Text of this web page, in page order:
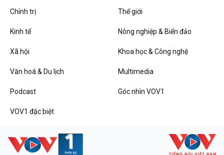
VOV1 đặc biệt
Thanh âm ký sự
Các chương trình đặc biệt
Chính trị Thế giới
Kinh tế Nông nghiệp & Biển đảo
Xã hội Khoa học & Công nghệ
Văn hoá & Du lịch Multimedia
Podcast Góc nhìn VOV1
VOV1 đặc biệt